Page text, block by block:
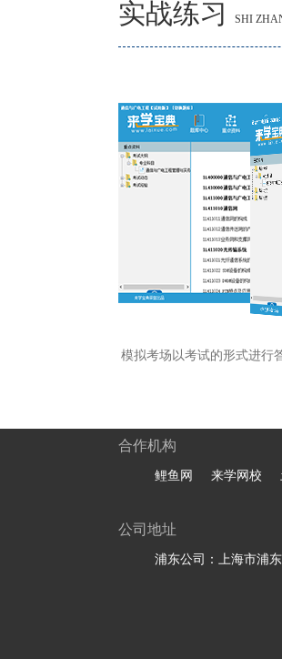
实战练习 SHI
模拟考场以考试的形式进行
合作机构
鲤鱼网 来学网校
公司地址
浦东公司：上海市浦